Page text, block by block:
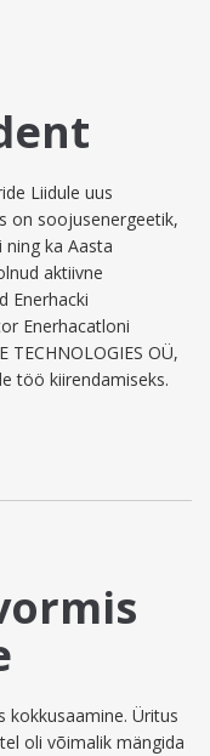
Liidule uus
on soojusenergeetik,
ning ka Aasta
aktiivne
Enerhacki
Enerhacatloni
OÜ,
töö kiirendamiseks.
kokkusaamine. Üritus
oli võimalik mängida